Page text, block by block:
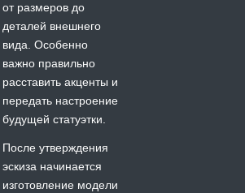
от размеров до
деталей внешнего
вида. Особенно
важно правильно
расставить акценты и
передать настроение
будущей статуэтки.
После утверждения
эскиза начинается
изготовление модели